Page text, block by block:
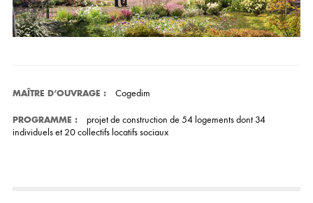
MAÎTRE D’OUVRAGE : Cogedim
PROGRAMME :
projet de construction de 54 logements dont 34
individuels et 20 collectifs locatifs sociaux